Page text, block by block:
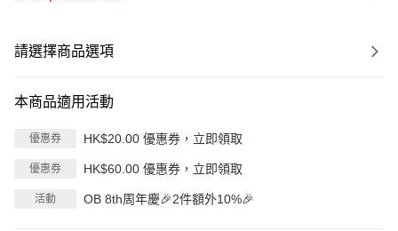
請選擇商品選項
本商品適用活動
優惠券 HK$20.00 優惠券，立即領取
優惠券 HK$60.00 優惠券，立即領取
活動 OB 8th周年慶🎉2件額外10%🎉